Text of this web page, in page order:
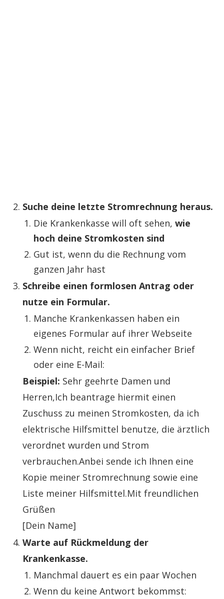
Suche deine letzte Stromrechnung heraus.
Die Krankenkasse will oft sehen, wie
hoch deine Stromkosten sind
Gut ist, wenn du die Rechnung vom
ganzen Jahr hast
Schreibe einen formlosen Antrag oder
nutze ein Formular.
Manche Krankenkassen haben ein
eigenes Formular auf ihrer Webseite
Wenn nicht, reicht ein einfacher Brief
oder eine E-Mail:
Beispiel: Sehr geehrte Damen und
Herren,Ich beantrage hiermit einen
Zuschuss zu meinen Stromkosten, da ich
elektrische Hilfsmittel benutze, die ärztlich
verordnet wurden und Strom
verbrauchen.Anbei sende ich Ihnen eine
Kopie meiner Stromrechnung sowie eine
Liste meiner Hilfsmittel.Mit freundlichen
Grüßen
[Dein Name]
Warte auf Rückmeldung der
Krankenkasse.
Manchmal dauert es ein paar Wochen
Wenn du keine Antwort bekommst: